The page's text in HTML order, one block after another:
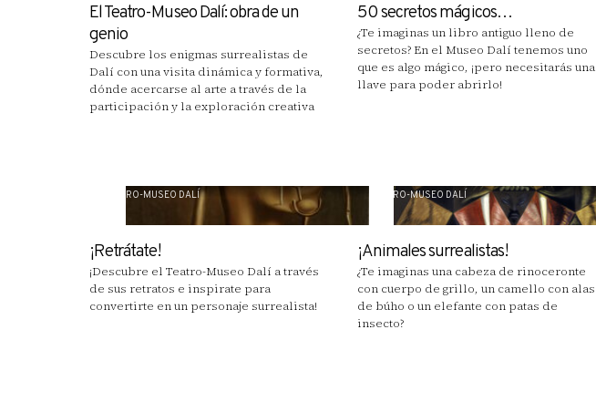
El Teatro-Museo Dalí: obra de un
genio
Descubre los enigmas surrealistas de
Dalí con una visita dinámica y formativa,
dónde acercarse al arte a través de la
participación y la exploración creativa
50 secretos mágicos…
¿Te imaginas un libro antiguo lleno de
secretos? En el Museo Dalí tenemos uno
que es algo mágico, ¡pero necesitarás una
llave para poder abrirlo!
TEATRO-MUSEO DALÍ
¡Retrátate!
¡Descubre el Teatro-Museo Dalí a través
de sus retratos e inspirate para
convertirte en un personaje surrealista!
TEATRO-MUSEO DALÍ
¡Animales surrealistas!
¿Te imaginas una cabeza de rinoceronte
con cuerpo de grillo, un camello con alas
de búho o un elefante con patas de
insecto?